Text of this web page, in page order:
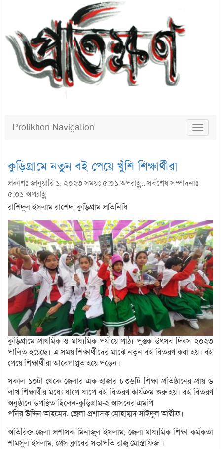
Toggle
Protikhon Navigation
কুড়িগ্রামে নতুন বই পেয়ে খুঁশি শিক্ষার্থীরা
প্রকাশঃ জানুয়ারি ১, ২০২৩ সময়ঃ ৫:০১ অপরাহ্ণ.. সর্বশেষ সম্পাদনাঃ
৫:০১ অপরাহ্ণ
রাশিদুল ইসলাম রাশেদ, কুড়িগ্রাম প্রতিনিধি
কুড়িগ্রামে প্রাথমিক ও মাধ্যমিক পর্যায়ে পাঠ্য পুস্তক উৎসব দিবস ২০২৩
পালিত হয়েছে। এ সময় শিক্ষার্থীদের মাঝে নতুন বই বিতরণ করা হয়। বই
পেয়ে শিক্ষার্থীরা আবেগাপ্লুত হয়ে পড়েন।
সকাল ১০টা থেকে জেলার এক হাজার ৮৩৬টি শিক্ষা প্রতিষ্ঠানের প্রায় ৬
লাখ শিক্ষার্থীর মধ্যে ধাপে ধাপে বই বিতরণ কার্যক্রম শুরু হয়। বই বিতরণ
অনুষ্ঠানে উপস্থিত ছিলেন-কুড়িগ্রাম-২ আসনের এমপি
পনির উদ্দিন আহমেদ, জেলা প্রশাসক মোহাম্মদ সাইদুল আরীফ।
অতিরিক্ত জেলা প্রশাসক মিনাজুল ইসলাম, জেলা মাধ্যমিক শিক্ষা কর্মকতা
শামসুল ইসলাম, প্রেস ক্লাবের সভাপতি রাজু মোস্তাফিজ ।